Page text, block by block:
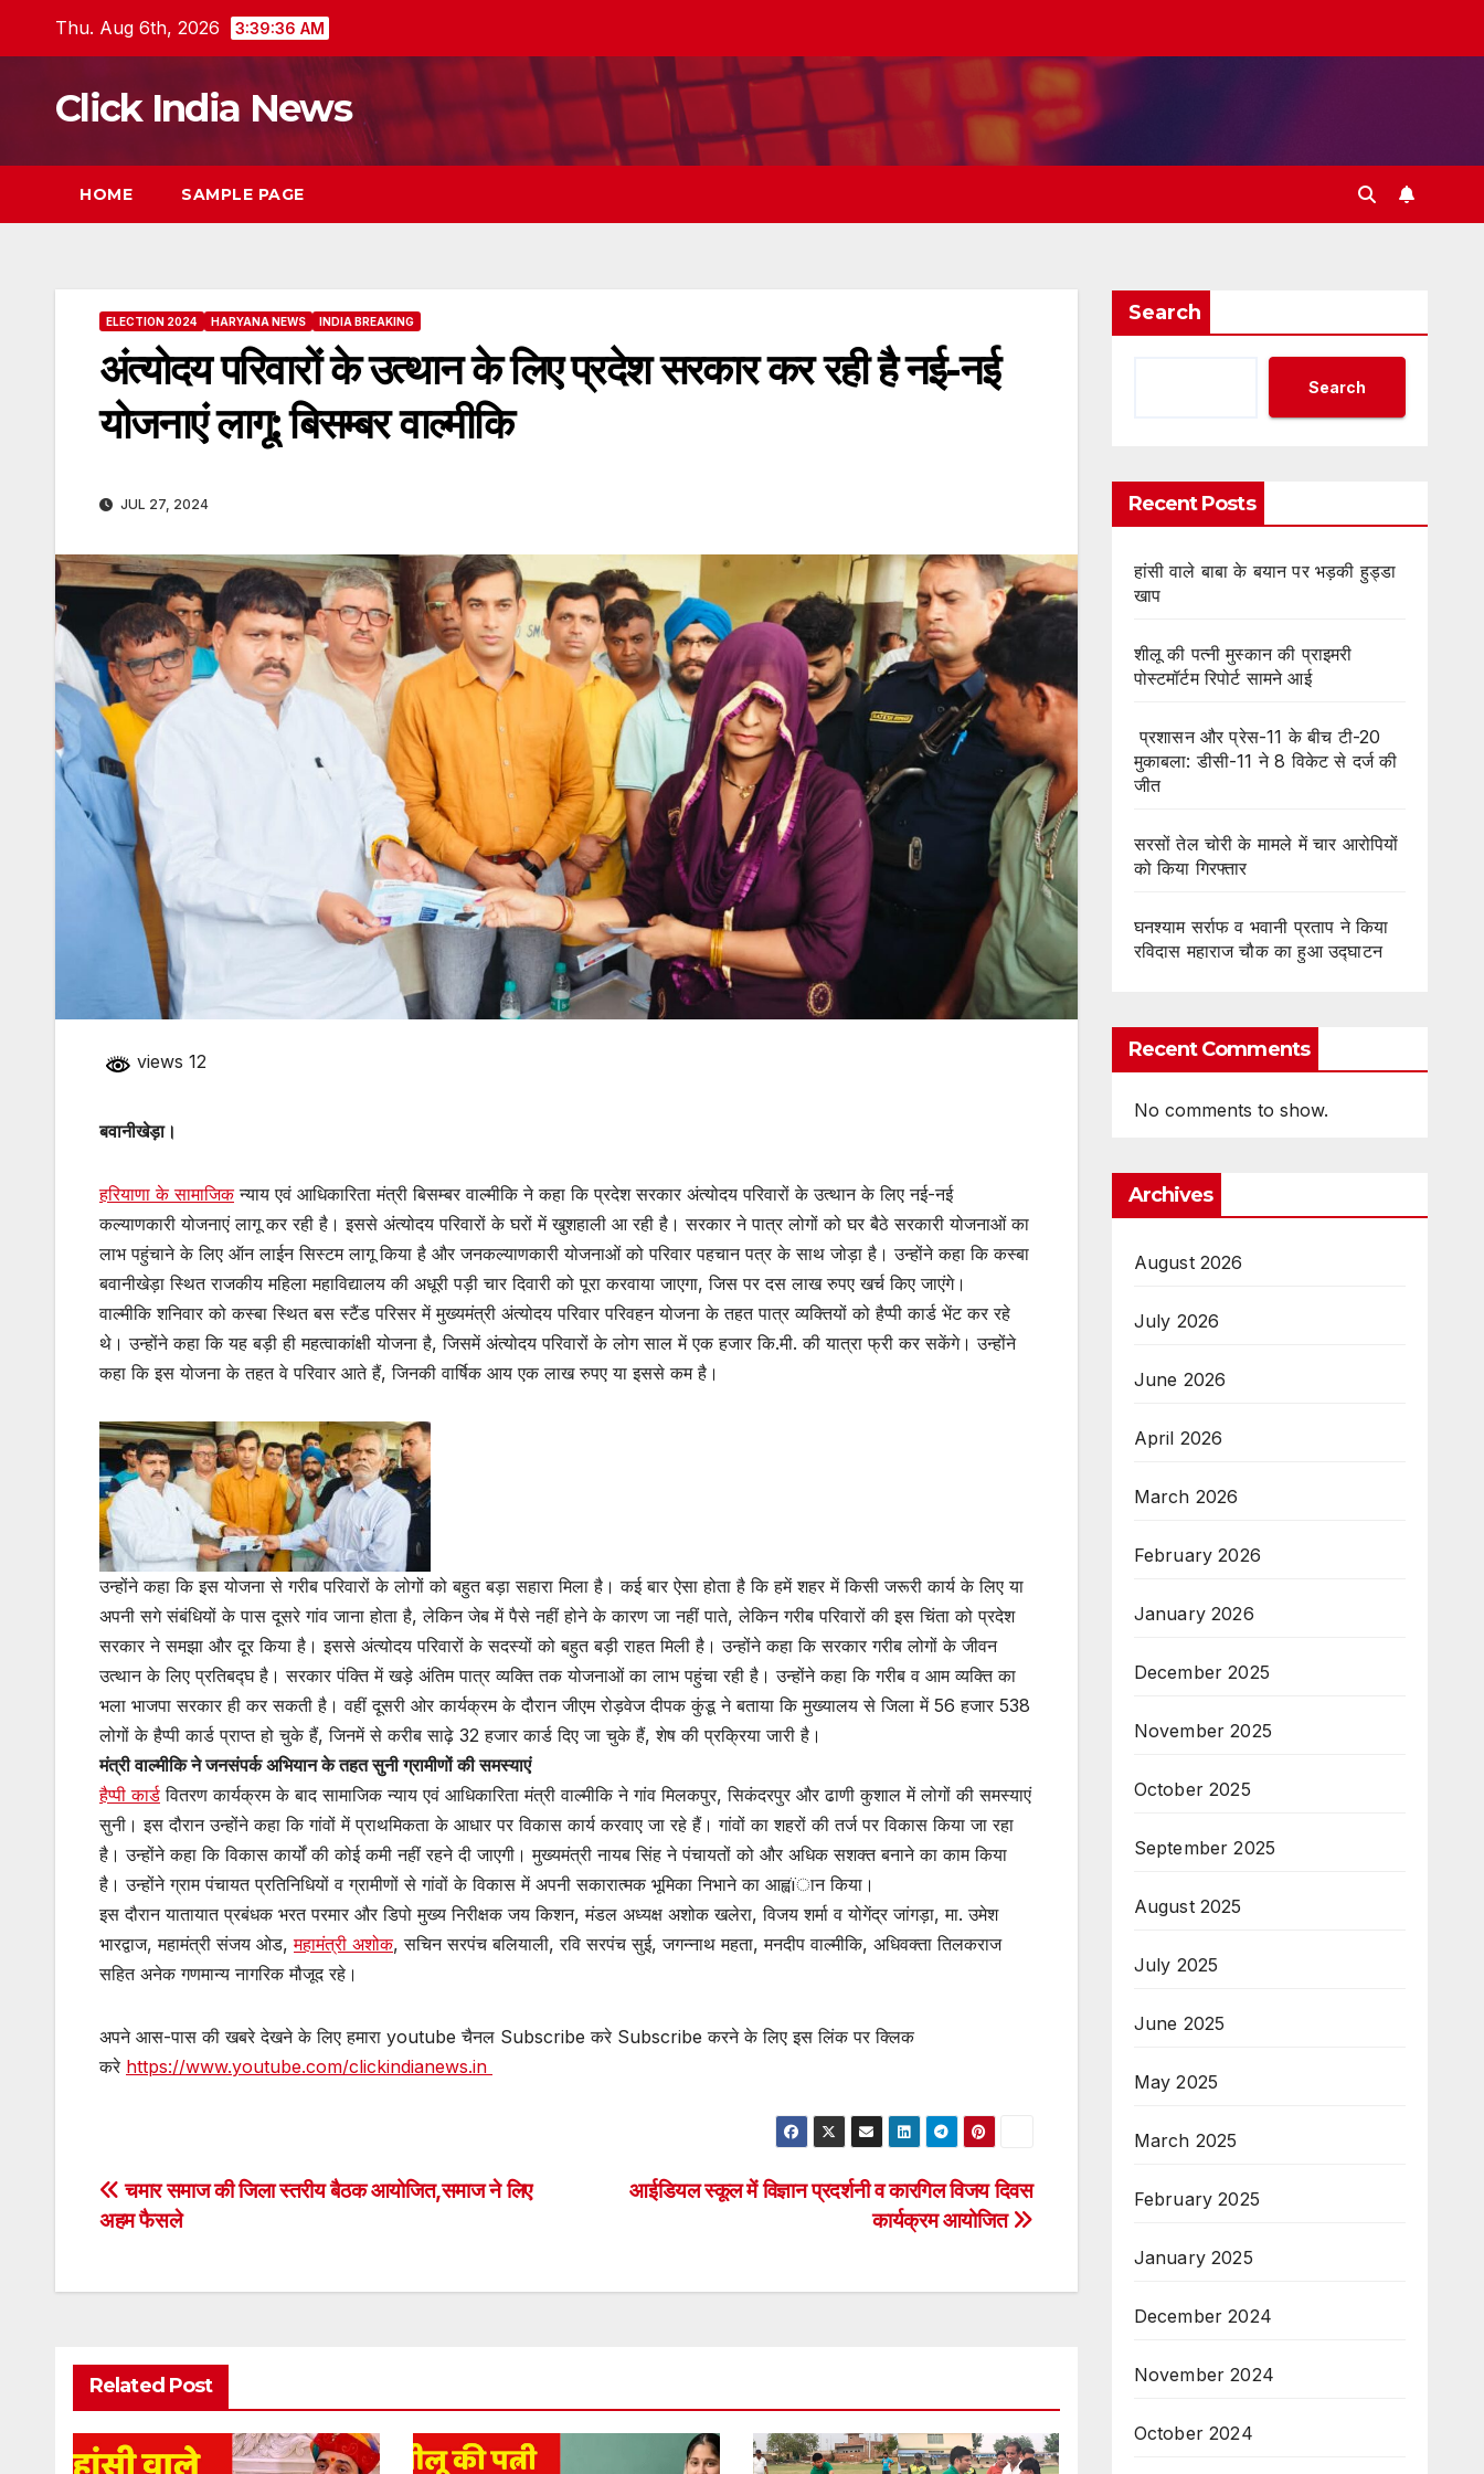
Thu. Aug 6th, 2026 3:39:37 AM
Click India News
HOME SAMPLE PAGE
ELECTION 2024 HARYANA NEWS INDIA BREAKING
अंत्योदय परिवारों के उत्थान के लिए प्रदेश सरकार कर रही है नई-नई
योजनाएं लागू: बिसम्बर वाल्मीकि
JUL 27, 2024
views 12
बवानीखेड़ा।
हरियाणा के सामाजिकन्याय एवं आधिकारिता मंत्री बिसम्बर वाल्मीकि ने कहा कि प्रदेश सरकार अंत्योदय परिवारों के उत्थान के लिए नई-नई
कल्याणकारी योजनाएं लागू कर रही है। इससे अंत्योदय परिवारों के घरों में खुशहाली आ रही है। सरकार ने पात्र लोगों को घर बैठे सरकारी योजनाओं का
लाभ पहुंचाने के लिए ऑन लाईन सिस्टम लागू किया है और जनकल्याणकारी योजनाओं को परिवार पहचान पत्र के साथ जोड़ा है। उन्होंने कहा कि कस्बा
बवानीखेड़ा स्थित राजकीय महिला महाविद्यालय की अधूरी पड़ी चार दिवारी को पूरा करवाया जाएगा, जिस पर दस लाख रुपए खर्च किए जाएंगे।
वाल्मीकि शनिवार को कस्बा स्थित बस स्टैंड परिसर में मुख्यमंत्री अंत्योदय परिवार परिवहन योजना के तहत पात्र व्यक्तियों को हैप्पी कार्ड भेंट कर रहे
थे। उन्होंने कहा कि यह बड़ी ही महत्वाकांक्षी योजना है, जिसमें अंत्योदय परिवारों के लोग साल में एक हजार कि.मी. की यात्रा फ्री कर सकेंगे। उन्होंने
कहा कि इस योजना के तहत वे परिवार आते हैं, जिनकी वार्षिक आय एक लाख रुपए या इससे कम है।
उन्होंने कहा कि इस योजना से गरीब परिवारों के लोगों को बहुत बड़ा सहारा मिला है। कई बार ऐसा होता है कि हमें शहर में किसी जरूरी कार्य के लिए या
अपनी सगे संबंधियों के पास दूसरे गांव जाना होता है, लेकिन जेब में पैसे नहीं होने के कारण जा नहीं पाते, लेकिन गरीब परिवारों की इस चिंता को प्रदेश
सरकार ने समझा और दूर किया है। इससे अंत्योदय परिवारों के सदस्यों को बहुत बड़ी राहत मिली है। उन्होंने कहा कि सरकार गरीब लोगों के जीवन
उत्थान के लिए प्रतिबद्घ है। सरकार पंक्ति में खड़े अंतिम पात्र व्यक्ति तक योजनाओं का लाभ पहुंचा रही है। उन्होंने कहा कि गरीब व आम व्यक्ति का
भला भाजपा सरकार ही कर सकती है। वहीं दूसरी ओर कार्यक्रम के दौरान जीएम रोड़वेज दीपक कुंडू ने बताया कि मुख्यालय से जिला में 56 हजार 538
लोगों के हैप्पी कार्ड प्राप्त हो चुके हैं, जिनमें से करीब साढ़े 32 हजार कार्ड दिए जा चुके हैं, शेष की प्रक्रिया जारी है।
मंत्री वाल्मीकि ने जनसंपर्क अभियान के तहत सुनी ग्रामीणों की समस्याएं
हैप्पी कार्ड वितरण कार्यक्रम के बाद सामाजिक न्याय एवं आधिकारिता मंत्री वाल्मीकि ने गांव मिलकपुर, सिकंदरपुर और ढाणी कुशाल में लोगों की समस्याएं
सुनी। इस दौरान उन्होंने कहा कि गांवों में प्राथमिकता के आधार पर विकास कार्य करवाए जा रहे हैं। गांवों का शहरों की तर्ज पर विकास किया जा रहा
है। उन्होंने कहा कि विकास कार्यों की कोई कमी नहीं रहने दी जाएगी। मुख्यमंत्री नायब सिंह ने पंचायतों को और अधिक सशक्त बनाने का काम किया
है। उन्होंने ग्राम पंचायत प्रतिनिधियों व ग्रामीणों से गांवों के विकास में अपनी सकारात्मक भूमिका निभाने का आह्वïान किया।
इस दौरान यातायात प्रबंधक भरत परमार और डिपो मुख्य निरीक्षक जय किशन, मंडल अध्यक्ष अशोक खलेरा, विजय शर्मा व योगेंद्र जांगड़ा, मा. उमेश
भारद्वाज, महामंत्री संजय ओड,महामंत्री अशोक, सचिन सरपंच बलियाली, रवि सरपंच सुई, जगन्नाथ महता, मनदीप वाल्मीकि, अधिवक्ता तिलकराज
सहित अनेक गणमान्य नागरिक मौजूद रहे।
अपने आस-पास की खबरे देखने के लिए हमारा youtube चैनल Subscribe करे Subscribe करने के लिए इस लिंक पर क्लिक
करे https://www.youtube.com/clickindianews.in
Post
navigation
आईडियल स्कूल में विज्ञान प्रदर्शनी व कारगिल विजय दिवस
कार्यक्रम आयोजित
चमार समाज की जिला स्तरीय बैठक आयोजित,समाज ने लिए
अहम फैसले
Related Post
Search
Search
Recent Posts
हांसी वाले बाबा के बयान पर भड़की हुड्डा
खाप
शीलू की पत्नी मुस्कान की प्राइमरी
पोस्टमॉर्टम रिपोर्ट सामने आई
प्रशासन और प्रेस-11 के बीच टी-20
मुकाबला: डीसी-11 ने 8 विकेट से दर्ज की
जीत
सरसों तेल चोरी के मामले में चार आरोपियों
को किया गिरफ्तार
घनश्याम सर्राफ व भवानी प्रताप ने किया
रविदास महाराज चौक का हुआ उद्घाटन
Recent Comments
No comments to show.
Archives
August 2026
July 2026
June 2026
April 2026
March 2026
February 2026
January 2026
December 2025
November 2025
October 2025
September 2025
August 2025
July 2025
June 2025
May 2025
March 2025
February 2025
January 2025
December 2024
November 2024
October 2024